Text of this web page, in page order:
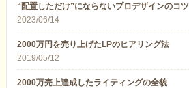
“配置しただけ”にならないプロデザインのコツ
2023/06/14
2000万円を売り上げたLPのヒアリング法
2019/05/12
2000万売上達成したライティングの全貌